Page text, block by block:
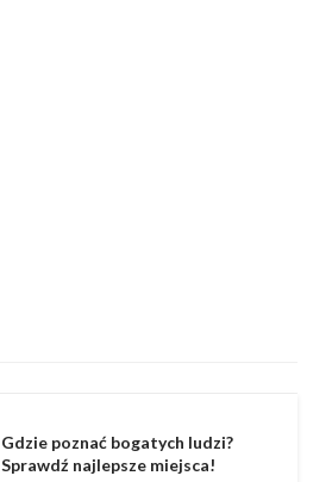
Gdzie poznać bogatych ludzi?
Sprawdź najlepsze miejsca!